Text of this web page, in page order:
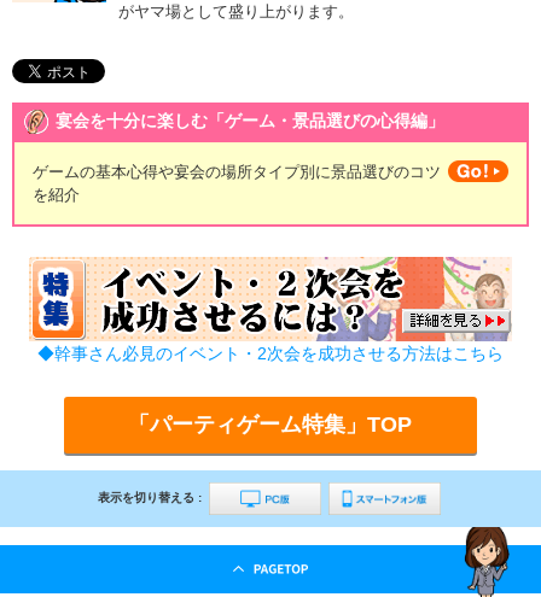
がヤマ場として盛り上がります。
宴会を十分に楽しむ「ゲーム・景品選びの心得編」
ゲームの基本心得や宴会の場所タイプ別に景品選びのコツ
を紹介
◆幹事さん必見のイベント・2次会を成功させる方法はこちら
「パーティゲーム特集」TOP
表示を切り替える :